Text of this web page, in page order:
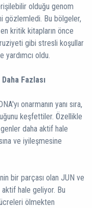
olduğu genom
gözlemledi. Bu bölgeler,
kritik kitapların önce
gibi stresli koşullar
yardımcı oldu.
Fazlası
onarmanın yanı sıra,
keşfettiler. Özellikle
daha aktif hale
ve iyileşmesine
bir parçası olan JUN ve
hale geliyor. Bu
ölmekten